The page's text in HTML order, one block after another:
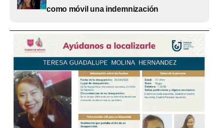
como móvil una indemnización